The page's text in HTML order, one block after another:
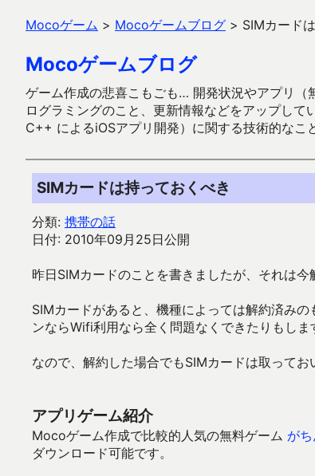
Mocoゲーム > Mocoゲームブログ > SIMカード
Mocoゲームブログ
ゲーム作成の悲喜こもごも… 開発状況やアプリ
ログラミングのこと、更新情報などをアップし
C++ によるiOSアプリ開発）に関する技術的なこ
SIMカードは持っておくべき
分類: 携帯の話
日付: 2010年09月25日公開
昨日SIMカードのことを書きましたが、それは
SIMカードがあると、機種によっては解約済み
ンならWifi利用なら全く問題なくできたりもしま
なので、解約した場合でもSIMカードは取って
アプリゲーム紹介
Mocoゲーム作成で比較的人気の無料ゲーム が
ダウンロード可能です。